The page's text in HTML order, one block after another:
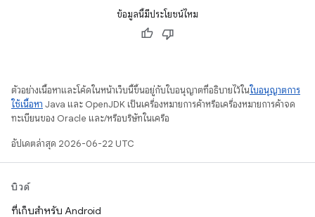
ข้อมูลนี้มีประโยชน์ไหม
ตัวอย่างเนื้อหาและโค้ดในหน้าเว็บนี้ขึ้นอยู่กับใบอนุญาตที่อธิบายไว้ในใบอนุญาตการ
ใช้เนื้อหา Java และ OpenJDK เป็นเครื่องหมายการค้าหรือเครื่องหมายการค้าจด
ทะเบียนของ Oracle และ/หรือบริษัทในเครือ
อัปเดตล่าสุด 2026-06-22 UTC
บิวด์
ที่เก็บสำหรับ Android